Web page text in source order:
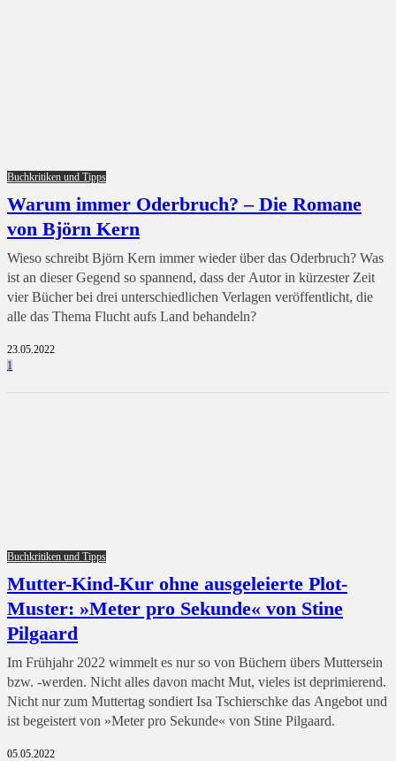
Buchkritiken und Tipps
Warum immer Oderbruch? – Die Romane
von Björn Kern
Wieso schreibt Björn Kern immer wieder über das Oderbruch? Was
ist an dieser Gegend so spannend, dass der Autor in kürzester Zeit
vier Bücher bei drei unterschiedlichen Verlagen veröffentlicht, die
alle das Thema Flucht aufs Land behandeln?
23.05.2022
1
Buchkritiken und Tipps
Mutter-Kind-Kur ohne ausgeleierte Plot-
Muster: »Meter pro Sekunde« von Stine
Pilgaard
Im Frühjahr 2022 wimmelt es nur so von Büchern übers Muttersein
bzw. -werden. Nicht alles davon macht Mut, vieles ist deprimierend.
Nicht nur zum Muttertag sondiert Isa Tschierschke das Angebot und
ist begeistert von »Meter pro Sekunde« von Stine Pilgaard.
05.05.2022